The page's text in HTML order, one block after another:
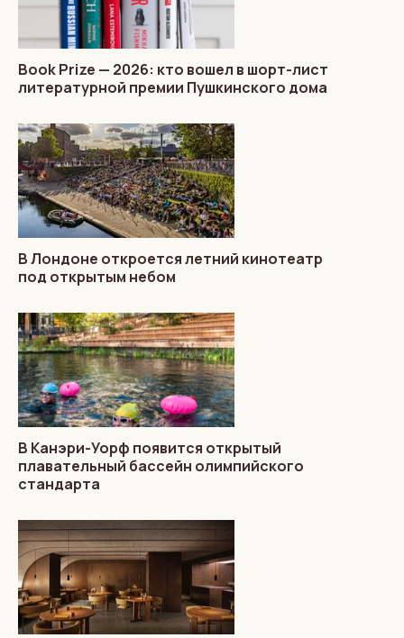
Book Prize — 2026: кто вошел в шорт-лист
литературной премии Пушкинского дома
В Лондоне откроется летний кинотеатр
под открытым небом
В Канэри-Уорф появится открытый
плавательный бассейн олимпийского
стандарта